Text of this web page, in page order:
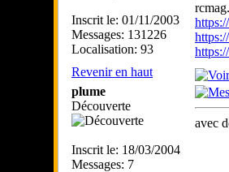
Inscrit le: 01/11/2003
Messages: 131226
Localisation: 93
Revenir en haut
plume
Découverte
Inscrit le: 18/03/2004
Messages: 7
avec